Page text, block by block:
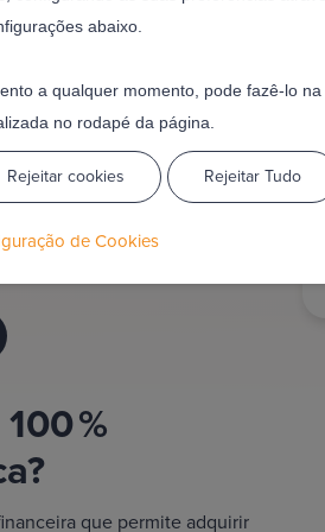
abaixo.
a qualquer momento, pode fazê-lo na
no rodapé da página.
Rejeitar cookies Rejeitar Tudo
de Cookies
falta de entrada inicial. O
do Estado através da
possível. Este artigo
oprocesso pode ser ainda
%
que permite adquirir